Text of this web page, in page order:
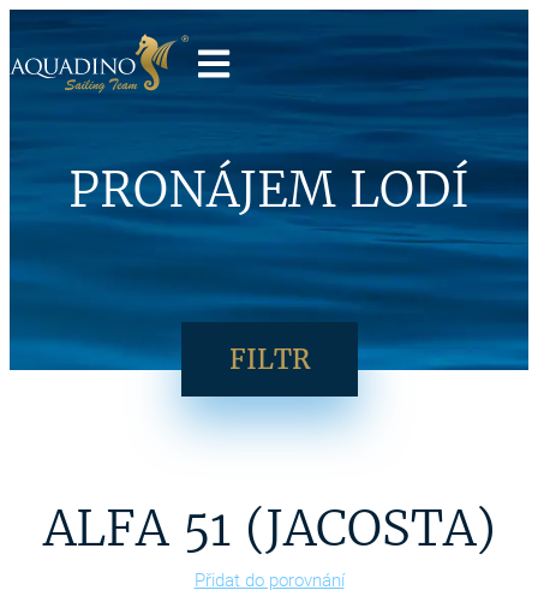
PRONÁJEM LODÍ
FILTR
ALFA 51 (JACOSTA)
Přidat do porovnání